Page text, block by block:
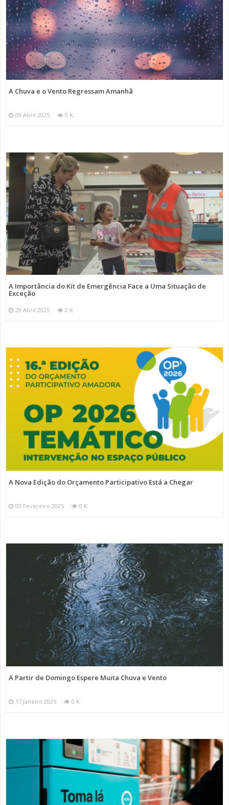
A Chuva e o Vento Regressam Amanhã
09 Abril 2025 0 K
A Importância do Kit de Emergência Face a Uma Situação de
Exceção
29 Abril 2025 2 K
A Nova Edição do Orçamento Participativo Está a Chegar
03 Fevereiro 2025 0 K
A Partir de Domingo Espere Muita Chuva e Vento
17 Janeiro 2025 0 K